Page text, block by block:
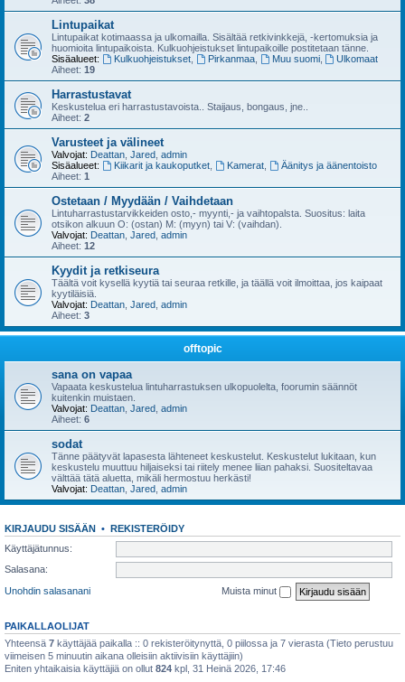
Lintupaikat
Lintupaikat kotimaassa ja ulkomailla. Sisältää retkivinkkejä, -kertomuksia ja
huomioita lintupaikoista. Kulkuohjeistukset lintupaikoille postitetaan tänne.
Sisäalueet:
Kulkuohjeistukset, Pirkanmaa, Muu suomi,
Ulkomaat
Aiheet: 19
Harrastustavat
Keskustelua eri harrastustavoista.. Staijaus, bongaus, jne..
Aiheet: 2
Varusteet ja välineet
Valvojat: Deattan Jared admin
Sisäalueet:
Kiikarit ja kaukoputket, Kamerat,
Äänitys ja äänentoisto
Aiheet: 1
Ostetaan / Myydään / Vaihdetaan
Lintuharrastustarvikkeiden osto,- myynti,- ja vaihtopalsta. Suositus: laita
otsikon alkuun O: (ostan) M: (myyn) tai V: (vaihdan).
Valvojat: Deattan Jared admin
Aiheet: 12
Kyydit ja retkiseura
Täältä voit kysellä kyytiä tai seuraa retkille, ja täällä voit ilmoittaa, jos kaipaat
kyytiläisiä.
Valvojat: Deattan Jared admin
Aiheet: 3
offtopic
sana on vapaa
Vapaata keskustelua lintuharrastuksen ulkopuolelta, foorumin säännöt
kuitenkin muistaen.
Valvojat: Deattan Jared admin
Aiheet: 6
sodat
Tänne päätyvät lapasesta lähteneet keskustelut. Keskustelut lukitaan, kun
keskustelu muuttuu hiljaiseksi tai riitely menee liian pahaksi. Suositeltavaa
välttää tätä aluetta, mikäli hermostuu herkästi!
Valvojat: Deattan Jared admin
KIRJAUDU SISÄÄN • REKISTERÖIDY
Käyttäjätunnus:
Salasana:
Unohdin salasanani
Muista minut
PAIKALLAOLIJAT
Yhteensä 7 käyttäjää paikalla :: 0 rekisteröitynyttä, 0 piilossa ja 7 vierasta (Tieto perustuu
viimeisen 5 minuutin aikana olleisiin aktiivisiin käyttäjiin)
Eniten yhtaikaisia käyttäjiä on ollut 824 kpl, 31 Heinä 2026, 17:46